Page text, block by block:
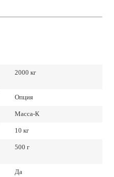
2000 кг
Опция
Масса-К
10 кг
500 г
Да